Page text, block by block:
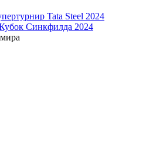
Tata Steel 2024
Синкфилда 2024